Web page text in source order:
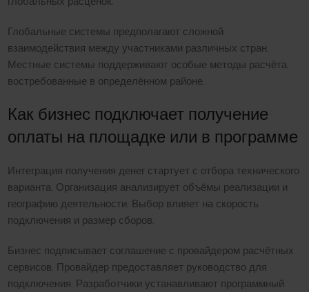
Глобальные системы предполагают сложной
взаимодействия между участниками различных стран.
Местные системы поддерживают особые методы расчёта,
востребованные в определённом районе.
Как бизнес подключает получение
оплаты на площадке или в программе
Интеграция получения денег стартует с отбора технического
варианта. Организация анализирует объёмы реализации и
географию деятельности. Выбор влияет на скорость
подключения и размер сборов.
Бизнес подписывает соглашение с провайдером расчётных
сервисов. Провайдер предоставляет руководство для
подключения. Разработчики устанавливают программный